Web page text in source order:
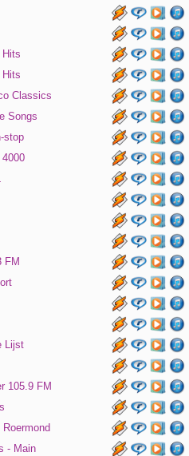
Hits
Hits
Classics
Songs
stop
4000
FM
Lijst
105.9 FM
- Main